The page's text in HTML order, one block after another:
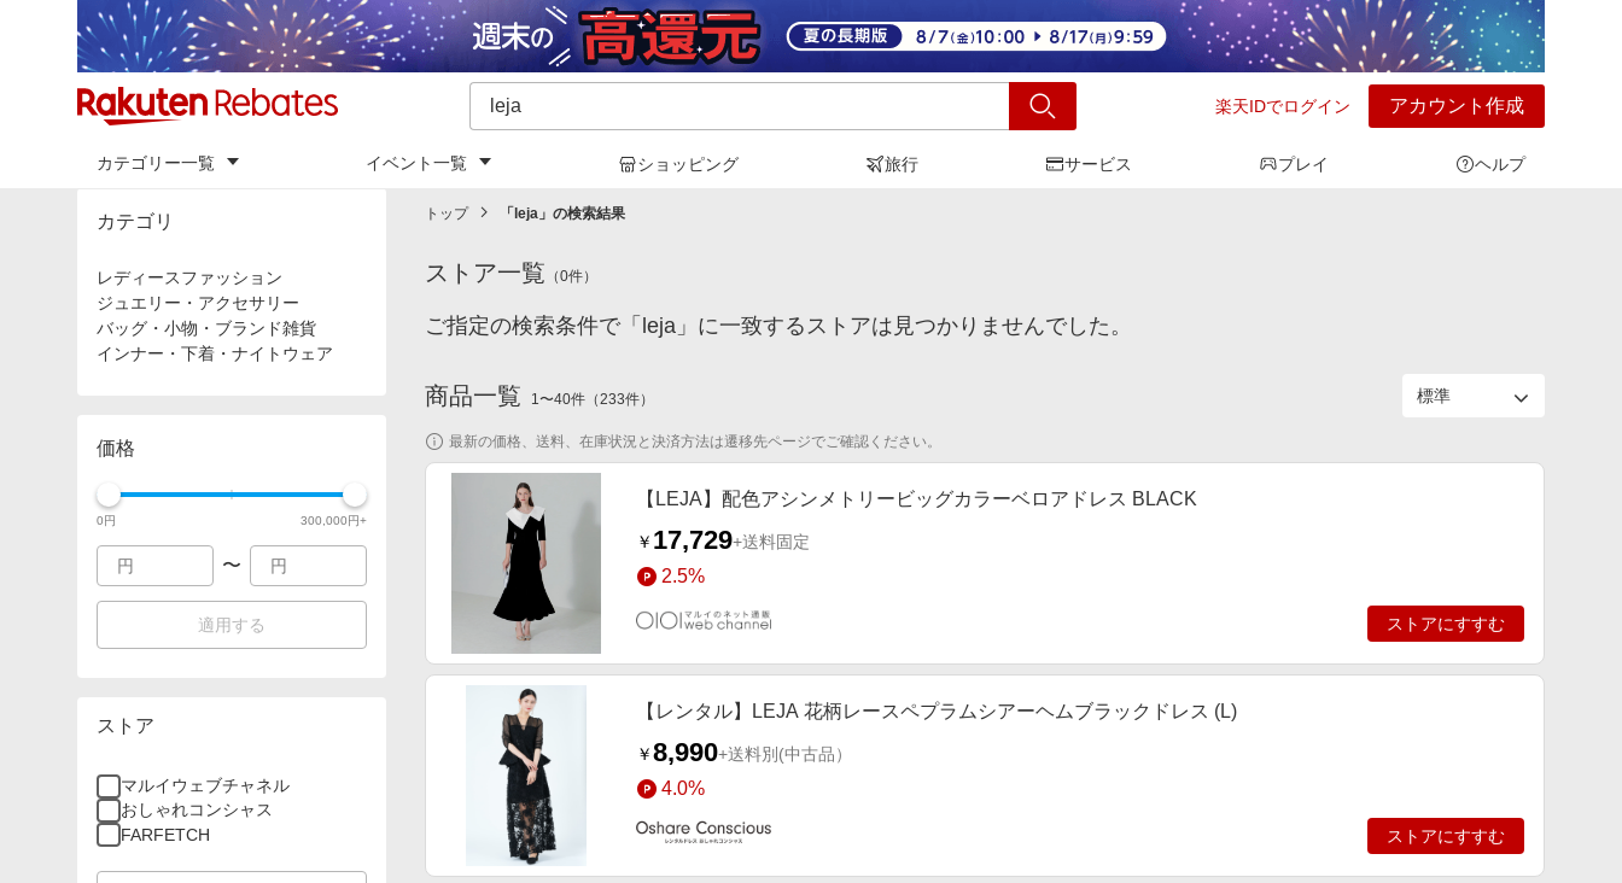
楽天IDでログイン アカウント作成
カテゴリー一覧 イベント一覧 ショッピング 旅行 サービス プレイ ヘルプ
カテゴリ
レディースファッション
ジュエリー・アクセサリー
バッグ・小物・ブランド雑貨
インナー・下着・ナイトウェア
価格
0円 300,000円+
〜
適用する
ストア
マルイウェブチャネル
おしゃれコンシャス
FARFETCH
トップ 「 leja 」の検索結果
ストア一覧 （0件）
ご指定の検索条件で「leja」に一致するストアは見つかりませんでした。
商品一覧 1〜40件 （233件）
最新の価格、送料、在庫状況と決済方法は遷移先ページでご確認ください。
【LEJA】配色アシンメトリービッグカラーベロアドレス BLACK
￥ 17,729+送料固定
2.5%
ストアにすすむ
【レンタル】LEJA 花柄レースペプラムシアーヘムブラックドレス (L)
￥8,990+送料別(中古品）
4.0%
ストアにすすむ